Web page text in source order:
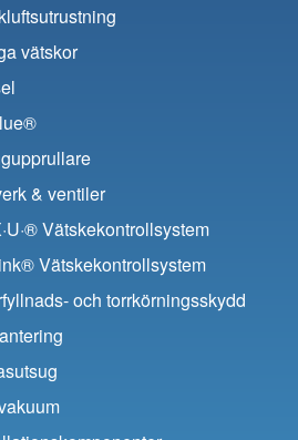
vätskor
& ventiler
Vätskekontrollsystem
Vätskekontrollsystem
och torrkörningsskydd